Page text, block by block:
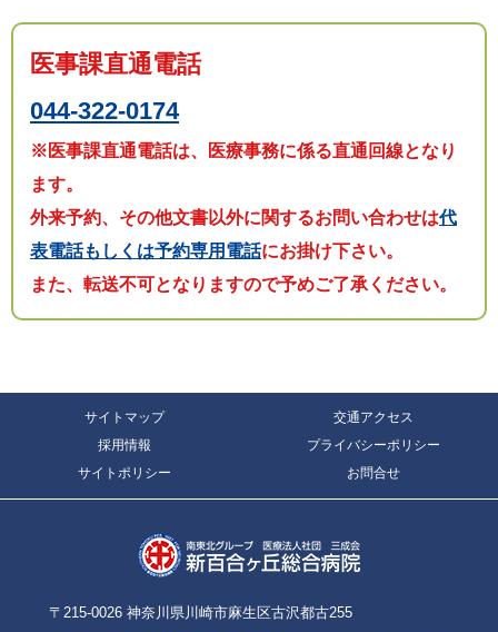
医事課直通電話
044-322-0174
※医事課直通電話は、医療事務に係る直通回線となり
ます。
外来予約、その他文書以外に関するお問い合わせは代
表電話もしくは予約専用電話にお掛け下さい。
また、転送不可となりますので予めご了承ください。
サイトマップ 交通アクセス
採用情報 プライバシーポリシー
サイトポリシー お問合せ
〒215-0026 神奈川県川崎市麻生区古沢都古255